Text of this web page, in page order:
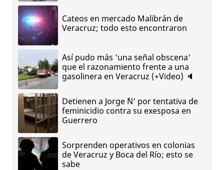
Cateos en mercado Malibrán de
Veracruz; todo esto encontraron
Así pudo más 'una señal obscena'
que el razonamiento frente a una
gasolinera en Veracruz (+Video) 🔈
Detienen a Jorge ´N' por tentativa de
feminicidio contra su exesposa en
Guerrero
Sorprenden operativos en colonias
de Veracruz y Boca del Río; esto se
sabe